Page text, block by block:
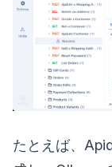
たとえば、